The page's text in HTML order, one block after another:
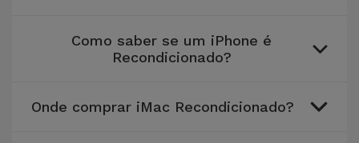
Como saber se um iPhone é
Recondicionado?
Onde comprar iMac Recondicionado?